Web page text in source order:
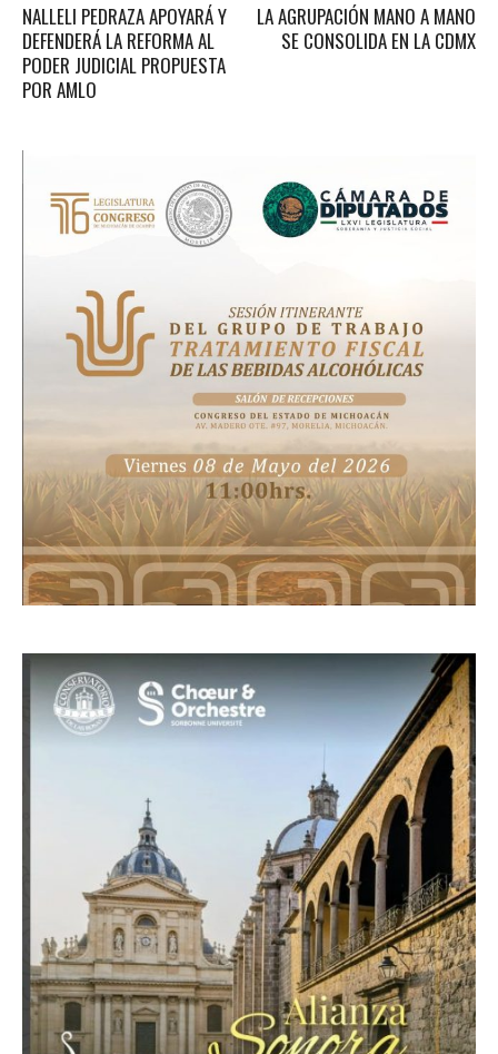
NALLELI PEDRAZA APOYARÁ Y
DEFENDERÁ LA REFORMA AL
PODER JUDICIAL PROPUESTA
POR AMLO
LA AGRUPACIÓN MANO A MANO
SE CONSOLIDA EN LA CDMX